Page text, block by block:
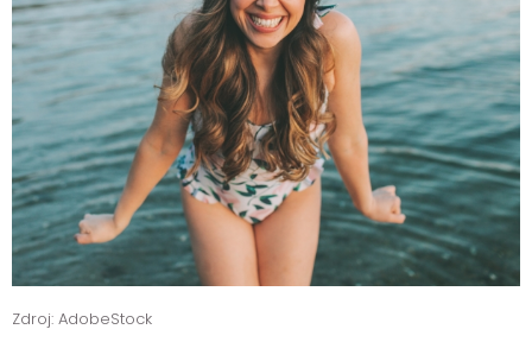
Zdroj: AdobeStock